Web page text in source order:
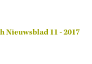
Nieuwsblad 11 - 2017